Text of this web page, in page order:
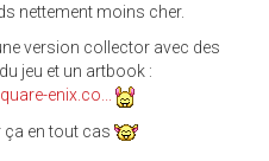
nettement moins cher.
version collector avec des
jeu et un artbook :
enix.co...
ça en tout cas